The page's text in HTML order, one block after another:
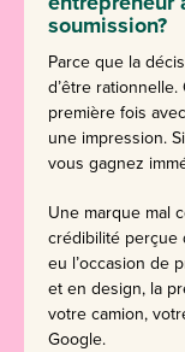
soumission?
Parce que la
d’être
première fois
une impression.
vous gagnez
Une marque mal
crédibilité perçue
eu l’occasion de
et en design, la
votre camion,
Google.